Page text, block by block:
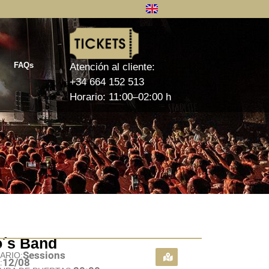
FAQs
Atención al cliente:
+34 664 152 513
Horario: 11:00–02:00 h
Band
Sessions
12/08